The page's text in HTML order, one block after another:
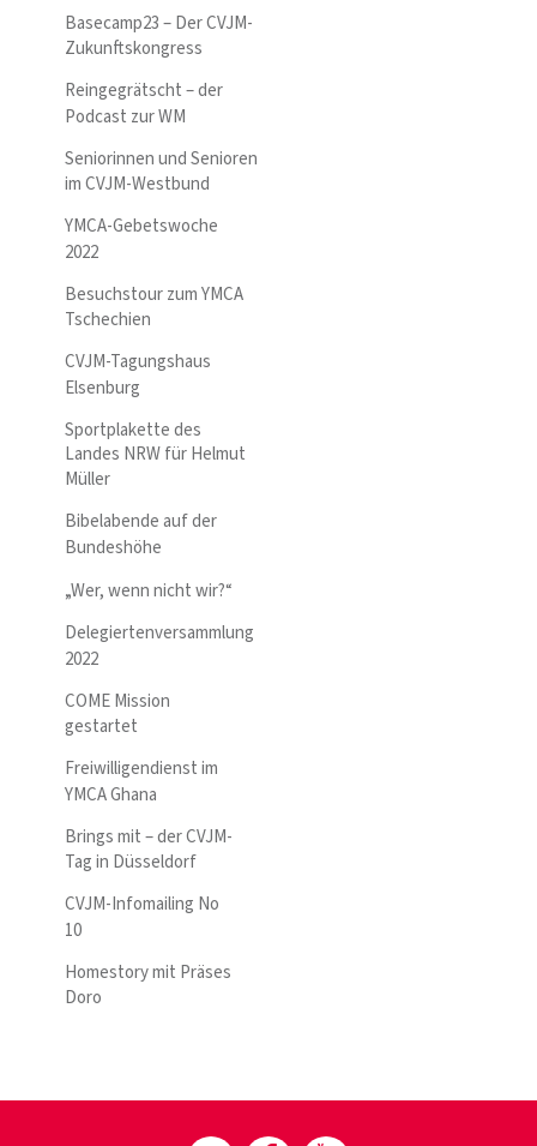
Basecamp23 – Der CVJM-
Zukunftskongress
Reingegrätscht – der
Podcast zur WM
Seniorinnen und Senioren
im CVJM-Westbund
YMCA-Gebetswoche
2022
Besuchstour zum YMCA
Tschechien
CVJM-Tagungshaus
Elsenburg
Sportplakette des
Landes NRW für Helmut
Müller
Bibelabende auf der
Bundeshöhe
„Wer, wenn nicht wir?“
Delegiertenversammlung
2022
COME Mission
gestartet
Freiwilligendienst im
YMCA Ghana
Brings mit – der CVJM-
Tag in Düsseldorf
CVJM-Infomailing No
10
Homestory mit Präses
Doro